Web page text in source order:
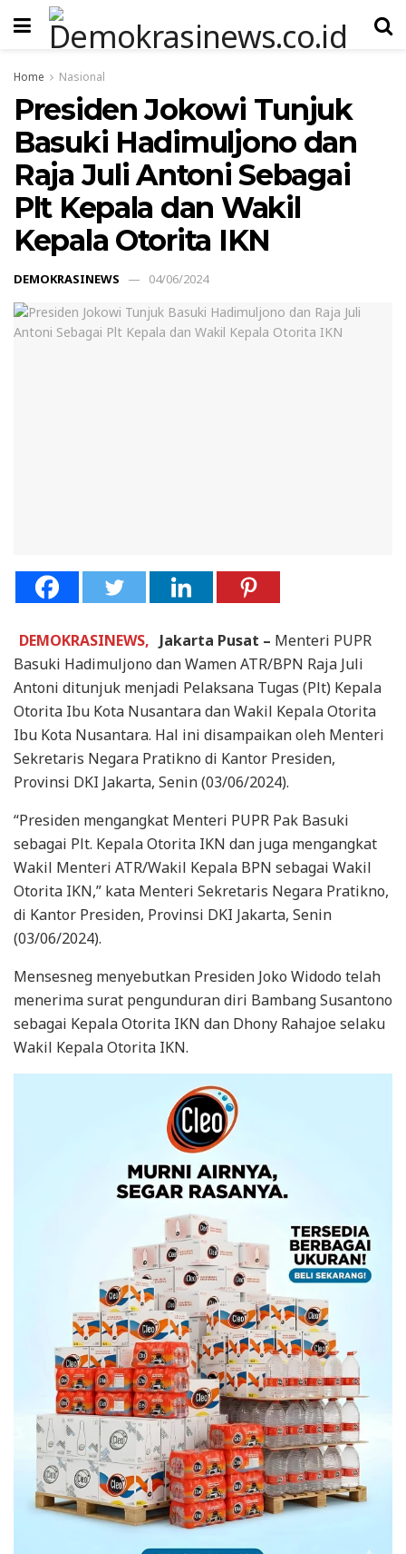
Home Nasional
Presiden Jokowi Tunjuk
Basuki Hadimuljono dan
Raja Juli Antoni Sebagai
Plt Kepala dan Wakil
Kepala Otorita IKN
DEMOKRASINEWS 04/06/2024
DEMOKRASINEWS, Jakarta Pusat – Menteri PUPR
Basuki Hadimuljono dan Wamen ATR/BPN Raja Juli
Antoni ditunjuk menjadi Pelaksana Tugas (Plt) Kepala
Otorita Ibu Kota Nusantara dan Wakil Kepala Otorita
Ibu Kota Nusantara. Hal ini disampaikan oleh Menteri
Sekretaris Negara Pratikno di Kantor Presiden,
Provinsi DKI Jakarta, Senin (03/06/2024).
“Presiden mengangkat Menteri PUPR Pak Basuki
sebagai Plt. Kepala Otorita IKN dan juga mengangkat
Wakil Menteri ATR/Wakil Kepala BPN sebagai Wakil
Otorita IKN,” kata Menteri Sekretaris Negara Pratikno,
di Kantor Presiden, Provinsi DKI Jakarta, Senin
(03/06/2024).
Mensesneg menyebutkan Presiden Joko Widodo telah
menerima surat pengunduran diri Bambang Susantono
sebagai Kepala Otorita IKN dan Dhony Rahajoe selaku
Wakil Kepala Otorita IKN.